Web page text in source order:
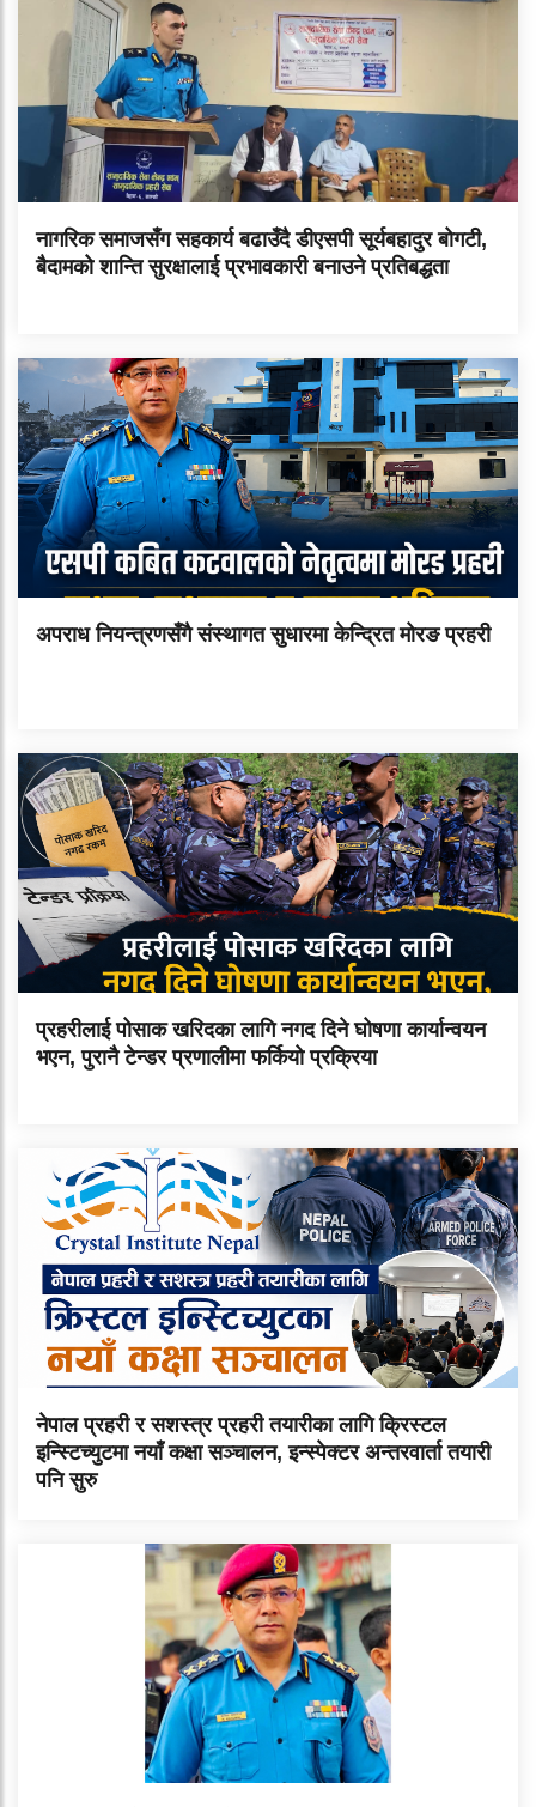
नागरिक समाजसँग सहकार्य बढाउँदै डीएसपी सूर्यबहादुर बोगटी,
बैदामको शान्ति सुरक्षालाई प्रभावकारी बनाउने प्रतिबद्धता
अपराध नियन्त्रणसँगै संस्थागत सुधारमा केन्द्रित मोरङ प्रहरी
प्रहरीलाई पोसाक खरिदका लागि नगद दिने घोषणा कार्यान्वयन
भएन, पुरानै टेन्डर प्रणालीमा फर्कियो प्रक्रिया
नेपाल प्रहरी र सशस्त्र प्रहरी तयारीका लागि क्रिस्टल
इन्स्टिच्युटमा नयाँ कक्षा सञ्चालन, इन्स्पेक्टर अन्तरवार्ता तयारी
पनि सुरु